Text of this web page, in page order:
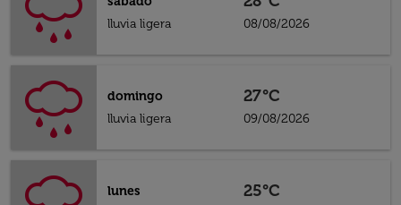
lluvia ligera
08/08/2026
domingo
lluvia ligera
27°C
09/08/2026
lunes
25°C